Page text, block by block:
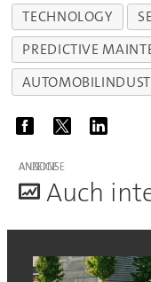
TECHNOLOGY
PREDICTIVE
ANZEIGE
Auch